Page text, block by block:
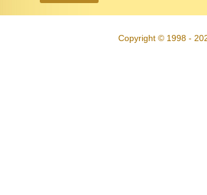
Copyright © 1998 -